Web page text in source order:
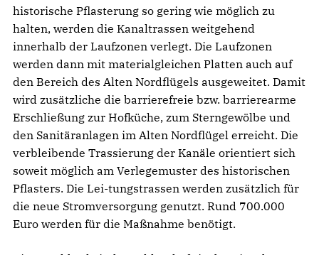
historische Pflasterung so gering wie möglich zu
halten, werden die Kanaltrassen weitgehend
innerhalb der Laufzonen verlegt. Die Laufzonen
werden dann mit materialgleichen Platten auch auf
den Bereich des Alten Nordflügels ausgeweitet. Damit
wird zusätzliche die barrierefreie bzw. barrierearme
Erschließung zur Hofküche, zum Sterngewölbe und
den Sanitäranlagen im Alten Nordflügel erreicht. Die
verbleibende Trassierung der Kanäle orientiert sich
soweit möglich am Verlegemuster des historischen
Pflasters. Die Lei-tungstrassen werden zusätzlich für
die neue Stromversorgung genutzt. Rund 700.000
Euro werden für die Maßnahme benötigt.